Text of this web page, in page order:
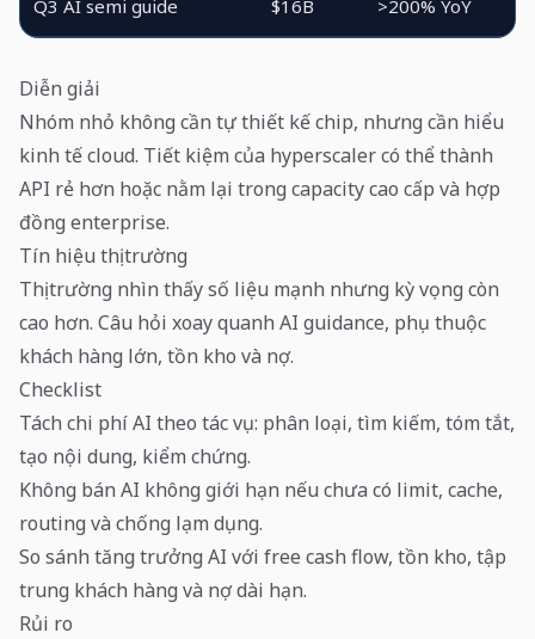
Q3 AI semi guide $16B >200% YoY
Diễn giải
Nhóm nhỏ không cần tự thiết kế chip, nhưng cần hiểu
kinh tế cloud. Tiết kiệm của hyperscaler có thể thành
API rẻ hơn hoặc nằm lại trong capacity cao cấp và hợp
đồng enterprise.
Tín hiệu thị trường
Thị trường nhìn thấy số liệu mạnh nhưng kỳ vọng còn
cao hơn. Câu hỏi xoay quanh AI guidance, phụ thuộc
khách hàng lớn, tồn kho và nợ.
Checklist
Tách chi phí AI theo tác vụ: phân loại, tìm kiếm, tóm tắt,
tạo nội dung, kiểm chứng.
Không bán AI không giới hạn nếu chưa có limit, cache,
routing và chống lạm dụng.
So sánh tăng trưởng AI với free cash flow, tồn kho, tập
trung khách hàng và nợ dài hạn.
Rủi ro